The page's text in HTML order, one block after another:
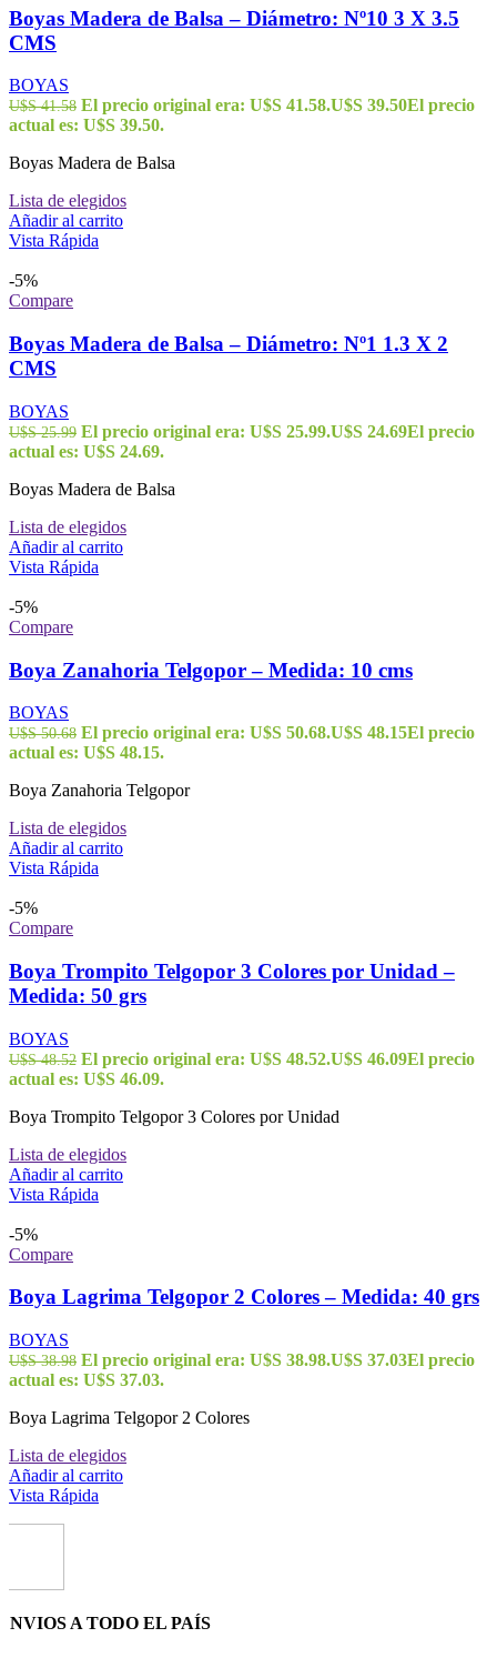
Boyas Madera de Balsa – Diámetro: Nº10 3 X 3.5
CMS
BOYAS
U$S41.58 El precio original era: U$S 41.58.U$S 39.50El precio
actual es: U$S 39.50.
Boyas Madera de Balsa
Lista de elegidos
Añadir al carrito
Vista Rápida
-5%
Compare
Boyas Madera de Balsa – Diámetro: Nº1 1.3 X 2
CMS
BOYAS
U$S25.99 El precio original era: U$S 25.99.U$S 24.69El precio
actual es: U$S 24.69.
Boyas Madera de Balsa
Lista de elegidos
Añadir al carrito
Vista Rápida
-5%
Compare
Boya Zanahoria Telgopor – Medida: 10 cms
BOYAS
U$S50.68 El precio original era: U$S 50.68.U$S 48.15El precio
actual es: U$S 48.15.
Boya Zanahoria Telgopor
Lista de elegidos
Añadir al carrito
Vista Rápida
-5%
Compare
Boya Trompito Telgopor 3 Colores por Unidad –
Medida: 50 grs
BOYAS
U$S48.52 El precio original era: U$S 48.52.U$S 46.09El precio
actual es: U$S 46.09.
Boya Trompito Telgopor 3 Colores por Unidad
Lista de elegidos
Añadir al carrito
Vista Rápida
-5%
Compare
Boya Lagrima Telgopor 2 Colores – Medida: 40 grs
BOYAS
U$S38.98 El precio original era: U$S 38.98.U$S 37.03El precio
actual es: U$S 37.03.
Boya Lagrima Telgopor 2 Colores
Lista de elegidos
Añadir al carrito
Vista Rápida
A TODO EL PAÍS